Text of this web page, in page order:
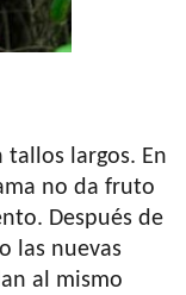
tallos largos. En
no da fruto
Después de
las nuevas
al mismo